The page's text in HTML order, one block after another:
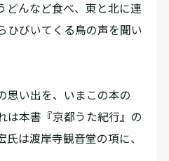
どんなど食べ、東と北に連
ひびいてくる鳥の声を聞い
い出を、いまこの本の
は本書『京都うた紀行』の
は渡岸寺観音堂の項に、